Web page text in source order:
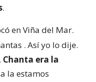
.
en Viña del Mar.
. Así yo lo dije.
Chanta era la
la estamos